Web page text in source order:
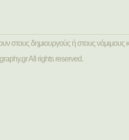
στους δημιουργούς ή στους νόμιμους
All rights reserved.